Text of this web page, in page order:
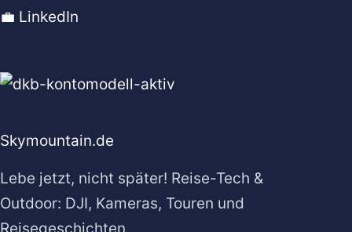
💼 LinkedIn
Skymountain.de
Lebe jetzt, nicht später! Reise-Tech &
Outdoor: DJI, Kameras, Touren und